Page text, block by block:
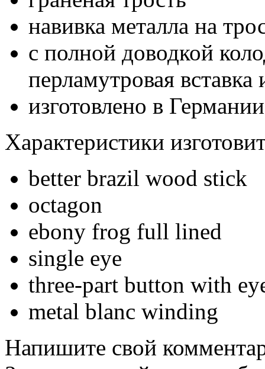
навивка металла на
с полной доводкой
перламутровая вставка
изготовлено в Германии
Характеристики
better brazil wood stick
octagon
ebony frog full lined
single eye
three-part button with
metal blanc winding
Напишите свой